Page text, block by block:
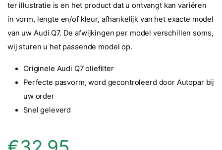
ter illustratie is en het product dat u ontvangt kan variëren
in vorm, lengte en/of kleur, afhankelijk van het exacte model
van uw Audi Q7. De afwijkingen per model verschillen soms,
wij sturen u het passende model op.
Originele Audi Q7 oliefilter
Perfecte pasvorm, word gecontroleerd door Autopar bij
uw order
Snel geleverd